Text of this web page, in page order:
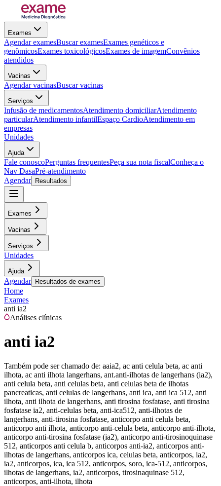
Exames
Agendar examesBuscar examesExames genéticos e
genômicosExames toxicológicosExames de imagemConvênios
atendidos
Vacinas
Agendar vacinasBuscar vacinas
Serviços
Infusão de medicamentosAtendimento domiciliarAtendimento
particularAtendimento infantilEspaço CardioAtendimento em
empresas
Unidades
Ajuda
Fale conoscoPerguntas frequentesPeça sua nota fiscalConheça o
Nav DasaPré-atendimento
Agendar
Resultados
Exames
Vacinas
Serviços
Unidades
Ajuda
Agendar Resultados de exames
Home
Exames
anti ia2
Análises clínicas
anti ia2
Também pode ser chamado de: aaia2, ac anti celula beta, ac anti
ilhota, ac anti ilhota langerhans, ant.anti-ilhotas de langerhans (ia2),
anti celula beta, anti celulas beta, anti celulas beta de ilhotas
pancreaticas, anti celulas de langerhans, anti ica, anti ica 512, anti
ilhota, anti ilhota de langerhans, anti tirosina fosfatase, anti tirosina
fosfatase ia2, anti-celulas beta, anti-ica512, anti-ilhotas de
langerhans, anti-tirosina fosfatase, anticorpo anti celula beta,
anticorpo anti ilhota, anticorpo anti-celula beta, anticorpo anti-ilhota,
anticorpo anti-tirosina fosfatase (ia2), anticorpo anti-tirosinoquinase
512, anticorpos anti celula b, anticorpos anti-ia2, anticorpos anti-
ilhotas de langerhans, anticorpos ica, celulas beta, anticorpos, ia2,
ia2, anticorpos, ica, ica 512, anticorpos, soro, ica-512, anticorpos,
ilhotas de langerhans, ia2, anticorpos, tirosinaquinase 512,
anticorpos, anti-ilhota, ilhota